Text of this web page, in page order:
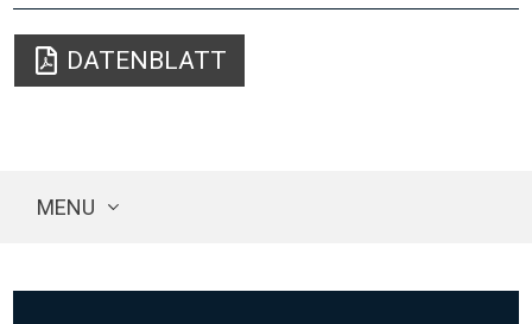
DATENBLATT
MENU